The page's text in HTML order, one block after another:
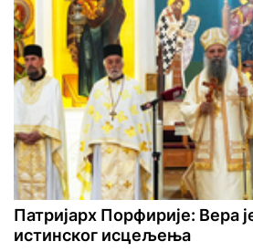
Патријарх Порфирије: Вера
истинског исцељења